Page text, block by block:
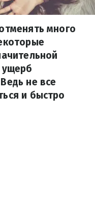
много
ущерб
не все
и быстро